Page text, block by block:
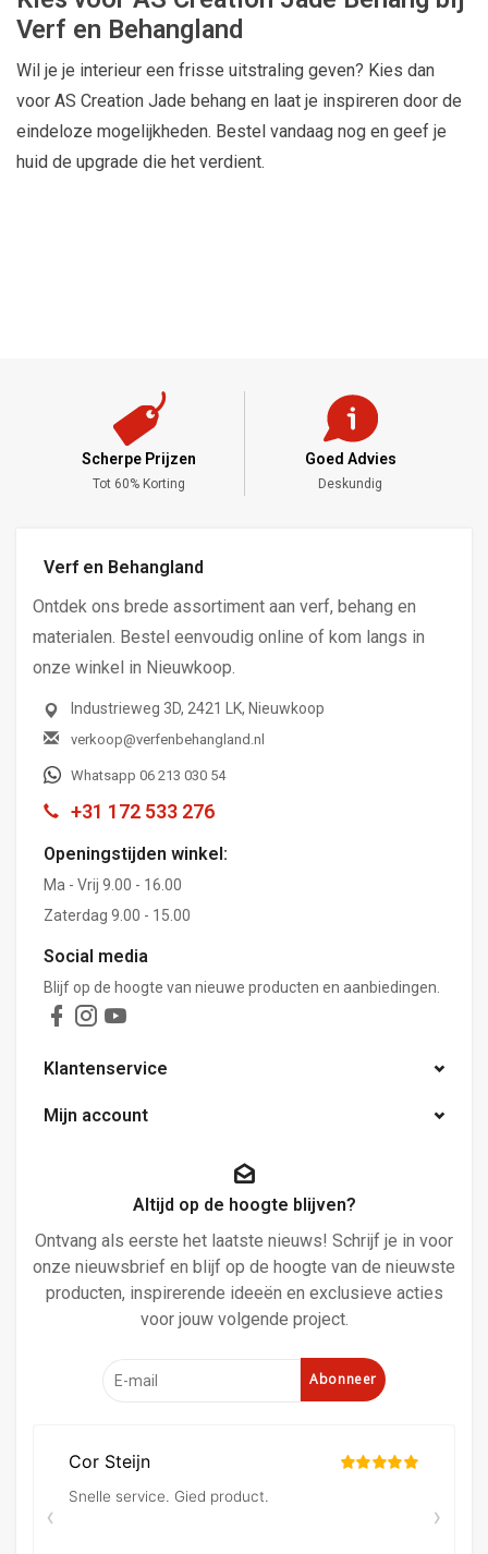
Verf en Behangland
Wil je je interieur een frisse uitstraling geven? Kies dan
voor AS Creation Jade behang en laat je inspireren door de
eindeloze mogelijkheden. Bestel vandaag nog en geef je
huid de upgrade die het verdient.
Scherpe Prijzen
Tot 60% Korting
Goed Advies
Deskundig
Verf en Behangland
Ontdek ons brede assortiment aan verf, behang en
materialen. Bestel eenvoudig online of kom langs in
onze winkel in Nieuwkoop.
Industrieweg 3D, 2421 LK, Nieuwkoop
verkoop@verfenbehangland.nl
Whatsapp 06 213 030 54
+31 172 533 276
Openingstijden winkel:
Ma - Vrij 9.00 - 16.00
Zaterdag 9.00 - 15.00
Social media
Blijf op de hoogte van nieuwe producten en aanbiedingen.
Klantenservice
Mijn account
Altijd op de hoogte blijven?
Ontvang als eerste het laatste nieuws! Schrijf je in voor
onze nieuwsbrief en blijf op de hoogte van de nieuwste
producten, inspirerende ideeën en exclusieve acties
voor jouw volgende project.
Abonneer